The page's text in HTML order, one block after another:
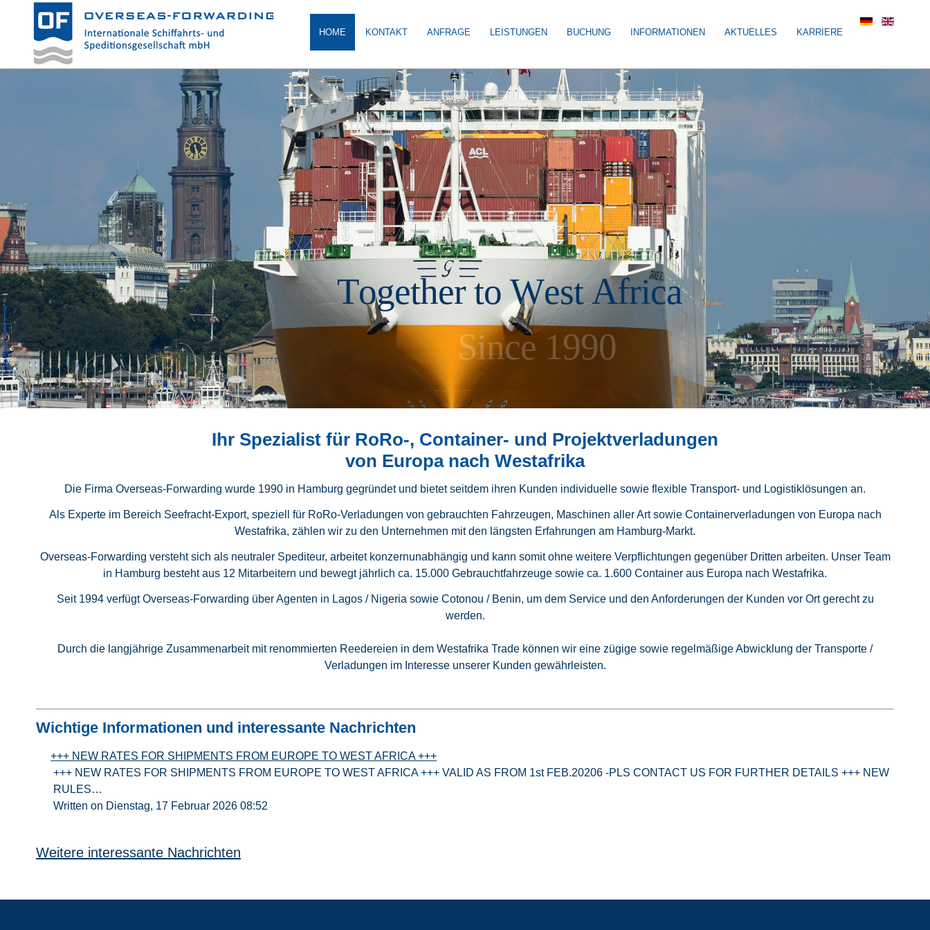
HOME KONTAKT ANFRAGE LEISTUNGEN BUCHUNG INFORMATIONEN AKTUELLES KARRIERE
Together to West Africa
Since 1990
Ihr Spezialist für RoRo-, Container- und Projektverladungen
von Europa nach Westafrika
Die Firma Overseas-Forwarding wurde 1990 in Hamburg gegründet und bietet seitdem ihren Kunden individuelle sowie flexible Transport- und Logistiklösungen an.
Als Experte im Bereich Seefracht-Export, speziell für RoRo-Verladungen von gebrauchten Fahrzeugen, Maschinen aller Art sowie Containerverladungen von Europa nach
Westafrika, zählen wir zu den Unternehmen mit den längsten Erfahrungen am Hamburg-Markt.
Overseas-Forwarding versteht sich als neutraler Spediteur, arbeitet konzernunabhängig und kann somit ohne weitere Verpflichtungen gegenüber Dritten arbeiten. Unser Team
in Hamburg besteht aus 12 Mitarbeitern und bewegt jährlich ca. 15.000 Gebrauchtfahrzeuge sowie ca. 1.600 Container aus Europa nach Westafrika.
Seit 1994 verfügt Overseas-Forwarding über Agenten in Lagos / Nigeria sowie Cotonou / Benin, um dem Service und den Anforderungen der Kunden vor Ort gerecht zu
werden.
Durch die langjährige Zusammenarbeit mit renommierten Reedereien in dem Westafrika Trade können wir eine zügige sowie regelmäßige Abwicklung der Transporte /
Verladungen im Interesse unserer Kunden gewährleisten.
Wichtige Informationen und interessante Nachrichten
+++ NEW RATES FOR SHIPMENTS FROM EUROPE TO WEST AFRICA +++
+++ NEW RATES FOR SHIPMENTS FROM EUROPE TO WEST AFRICA +++ VALID AS FROM 1st FEB.20206 -PLS CONTACT US FOR FURTHER DETAILS +++ NEW
RULES…
Written on Dienstag, 17 Februar 2026 08:52
Weitere interessante Nachrichten